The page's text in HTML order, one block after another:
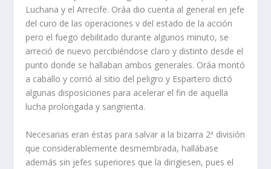
Luchana y el Arrecife. Oráa dio cuenta al general en jefe
del curo de las operaciones v del estado de la acción
pero el fuego debilitado durante algunos minuto, se
arreció de nuevo percibiéndose claro y distinto desde el
punto donde se hallaban ambos generales. Oráa montó
a caballo y corrió al sitio del peligro y Espartero dictó
algunas disposiciones para acelerar el fin de aquella
lucha prolongada y sangrienta.
Necesarias eran éstas para salvar a la bizarra 2ª división
que considerablemente desmembrada, hallábase
además sin jefes superiores que la dirigiesen, pues el